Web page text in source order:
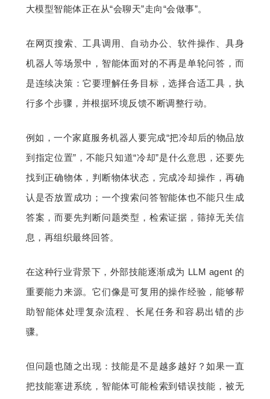
专
爱
机
大模型智能体正在从“会聊天”走向“会做事”。
在网页搜索、工具调用、自动办公、软件操作、具身
机器人等场景中，智能体面对的不再是单轮问答，而
是连续决策：它要理解任务目标，选择合适工具，执
行多个步骤，并根据环境反馈不断调整行动。
例如，一个家庭服务机器人要完成“把冷却后的物品放
到指定位置”，不能只知道“冷却”是什么意思，还要先
找到正确物体，判断物体状态，完成冷却操作，再确
认是否放置成功；一个搜索问答智能体也不能只生成
答案，而要先判断问题类型，检索证据，筛掉无关信
息，再组织最终回答。
在这种行业背景下，外部技能逐渐成为 LLM agent 的
重要能力来源。它们像是可复用的操作经验，能够帮
助智能体处理复杂流程、长尾任务和容易出错的步
骤。
但问题也随之出现：技能是不是越多越好？如果一直
把技能塞进系统，智能体可能检索到错误技能，被无